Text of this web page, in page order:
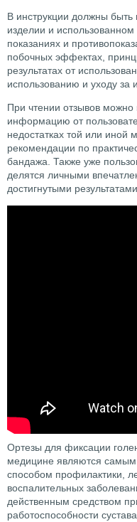
В инструкции должны
изделии и использованном
показаниях и
побочных эффектах,
результатах от
использованию и уходу за
При чтении отзывов можно
информацию от
недостатках той или иной
рекомендации по
бандажа. Также уже
делятся личными
достигнутыми результатами.
Ортезы для фиксации
медицине являются
способом профилактики,
воспалительных
действенным средством
работоспособности